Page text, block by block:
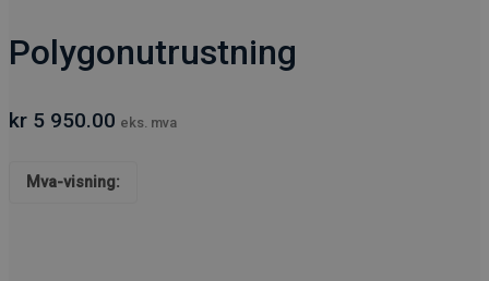
Polygonutrustning
kr 5 950.00 eks. mva
Mva-visning: